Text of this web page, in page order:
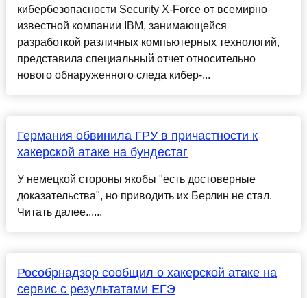
кибербезопасности Security X-Force от всемирно
известной компании IBM, занимающейся
разработкой различных компьютерных технологий,
представила специальный отчет относительно
нового обнаруженного следа кибер-...
Германия обвинила ГРУ в причастности к
хакерской атаке на бундестаг
У немецкой стороны якобы "есть достоверные
доказательства", но приводить их Берлин не стал.
Читать далее......
Рособрнадзор сообщил о хакерской атаке на
сервис с результатами ЕГЭ